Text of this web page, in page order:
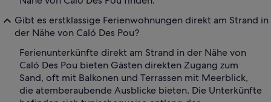
Gibt es erstklassige Ferienwohnungen direkt am Strand in
der Nähe von Caló Des Pou?
Ferienunterkünfte direkt am Strand in der Nähe von
Caló Des Pou bieten Gästen direkten Zugang zum
Sand, oft mit Balkonen und Terrassen mit Meerblick,
die atemberaubende Ausblicke bieten. Die Unterkünfte